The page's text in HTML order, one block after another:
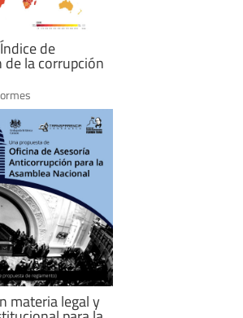
de
de la corrupción
materia legal y